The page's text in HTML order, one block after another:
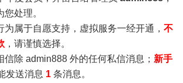
处理。
为属于自愿支持，虚拟服务一经开通， 不
，请谨慎选择。
信除 admin888 外的任何私信消息； 新手
发送消息 1 条消息。